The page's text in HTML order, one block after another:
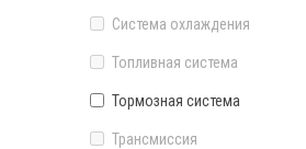
Система охлаждения
Топливная система
Тормозная система
Трансмиссия